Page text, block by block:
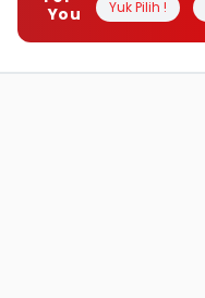
You
Yuk Pilih !